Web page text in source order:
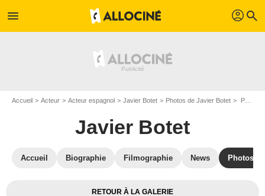
menu profil search
Accueil Acteur Acteur espagnol Javier Botet Photos de Javier Botet Photo Javier Botet
Javier Botet
Accueil Biographie Filmographie News Photos
RETOUR À LA GALERIE